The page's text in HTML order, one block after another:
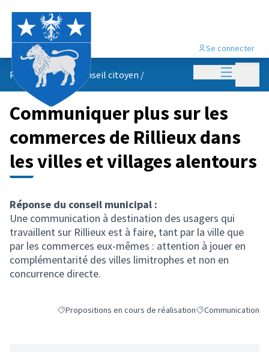
Menu
Se connecter
Propositions du conseil citoyen /
Communiquer plus sur les
commerces de Rillieux dans
les villes et villages alentours
Réponse du conseil municipal :
Une communication à destination des usagers qui
travaillent sur Rillieux est à faire, tant par la ville que
par les commerces eux-mêmes : attention à jouer en
complémentarité des villes limitrophes et non en
concurrence directe.
Filtrer les résultats de la catégorie : Propositions en
Propositions en cours de réalisationFiltrer les résultats
Communication